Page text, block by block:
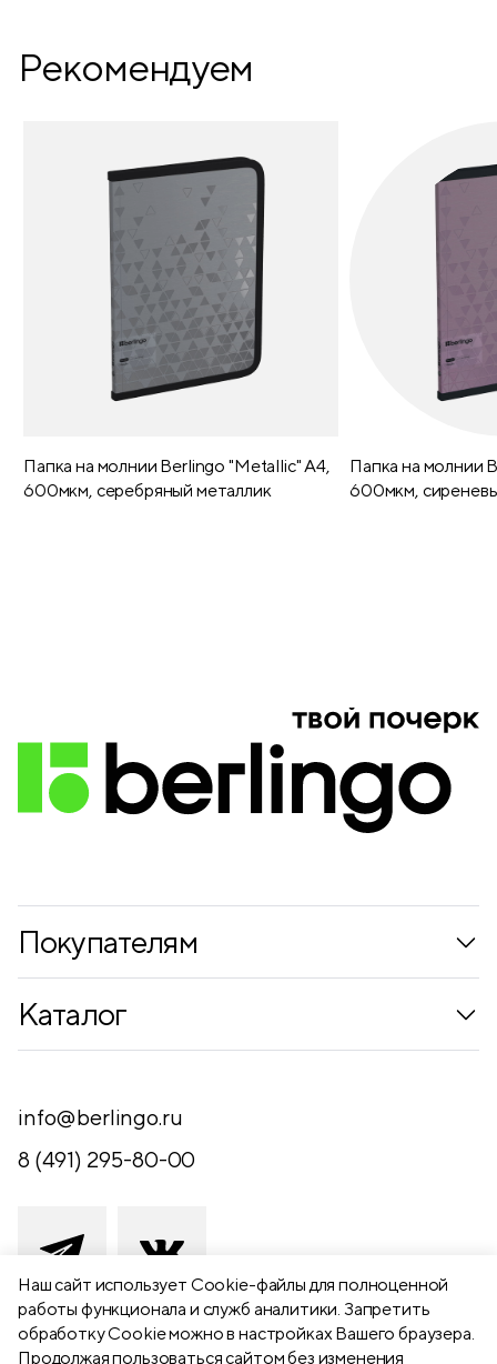
Наш сайт использует Сookie-файлы для полноценной
работы функционала и служб аналитики. Запретить
обработку Cookie можно в настройках Вашего браузера.
Продолжая пользоваться сайтом без изменения
Рекомендуем
Папка на молнии Berlingo "Metallic" А4,
600мкм, серебряный металлик
Папка на молнии
600мкм,
Покупателям
Контакты
Обратная связь
Каталог
Письменные принадлежности
Канцелярские принадлежности
Чертежные принадлежности
Хобби и творчество
Презентационное оборудование
info@berlingo.ru
8 (491) 295-80-00
391111 Рязанская обл., Рыбновский р-